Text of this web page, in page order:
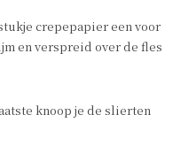
crepepapier een voor
en verspreid over de fles
knoop je de slierten